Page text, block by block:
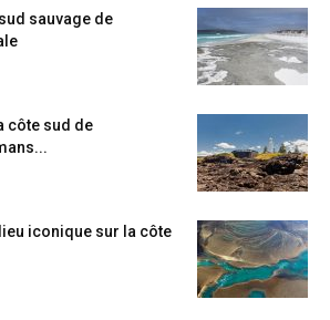
sauvage de
côte sud de
iconique sur la côte